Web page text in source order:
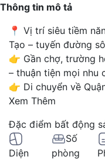
Thông tin mô tả
📍 Vị trí siêu tiềm
Tạo – tuyến đường
👉 Gần chợ, trường
– thuận tiện mọi nhu
👉 Di chuyển về
Xem Thêm
Đặc điểm bất động
Diện
Số
phòng